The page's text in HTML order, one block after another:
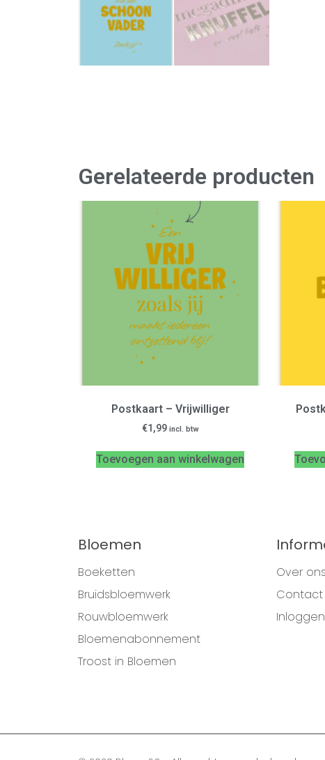
Gerelateerde producten
Postkaart – Vrijwilliger
€1,99 incl. btw
Toevoegen aan winkelwagen
Bloemen
Boeketten
Bruidsbloemwerk
Rouwbloemwerk
Bloemenabonnement
Troost in Bloemen
Over ons
Contact
Inloggen